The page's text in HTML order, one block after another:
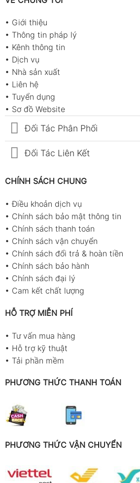
• Giới thiệu
• Thông tin pháp lý
• Kênh thông tin
• Dịch vụ
• Nhà sản xuất
• Liên hệ
• Tuyển dụng
• Sơ đồ Website
Đối Tác Phân Phối
Đối Tác Liên Kết
CHÍNH SÁCH CHUNG
•Điều khoản dịch vụ
• Chính sách bảo mật thông tin
• Chính sách thanh toán
• Chính sách vận chuyển
• Chính sách đổi trả & hoàn tiền
• Chính sách bảo hành
• Chính sách đại lý
• Cam kết chất lượng
HỖ TRỢ MIỄN PHÍ
• Tư vấn mua hàng
• Hỗ trợ kỹ thuật
• Tải phần mềm
PHƯƠNG THỨC THANH TOÁN
PHƯƠNG THỨC VẬN CHUYỂN